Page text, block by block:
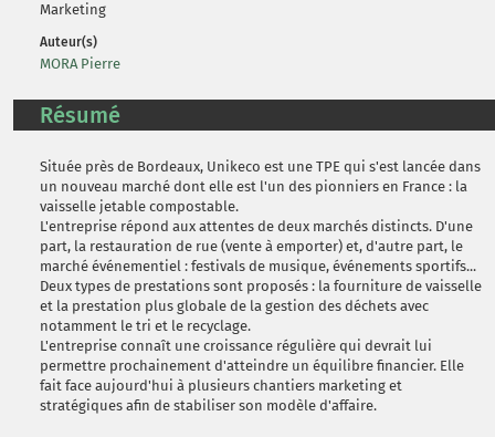
Marketing
Auteur(s)
MORA Pierre
Résumé
Située près de Bordeaux, Unikeco est une TPE qui s'est lancée dans
un nouveau marché dont elle est l'un des pionniers en France : la
vaisselle jetable compostable.
L'entreprise répond aux attentes de deux marchés distincts. D'une
part, la restauration de rue (vente à emporter) et, d'autre part, le
marché événementiel : festivals de musique, événements sportifs...
Deux types de prestations sont proposés : la fourniture de vaisselle
et la prestation plus globale de la gestion des déchets avec
notamment le tri et le recyclage.
L'entreprise connaît une croissance régulière qui devrait lui
permettre prochainement d'atteindre un équilibre financier. Elle
fait face aujourd'hui à plusieurs chantiers marketing et
stratégiques afin de stabiliser son modèle d'affaire.